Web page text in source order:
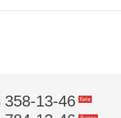
358-13-46 Київ